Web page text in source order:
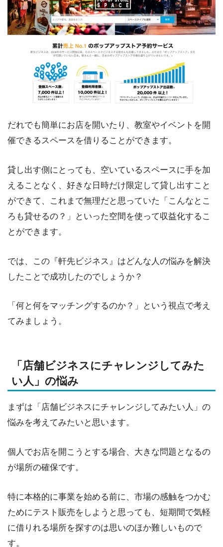
だれでも簡単にお店を開いたり、教室やイベントを開
催できるスペースを借りることができます。
貸し出す側にとっても、空いているスペースに手を加
えることなく、好きな日時だけ限定して貸し出すこと
ができて、これまで無理だと思っていた「こんなとこ
ろも貸せるの？」といった空間を使って収益化するこ
とができます。
では、この『軒先ビジネス』はどんな人の悩みを解決
したことで成功したのでしょうか？
「何と何をマッチングするのか？」という視点で考え
てみましょう。
「店舗ビジネスにチャレンジしてみた
い人」の悩み
まずは「店舗ビジネスにチャレンジしてみたい人」の
悩みを考えてみたいと思います。
個人でお店を開こうとする場合、大きな問題となるの
が場所の確保です。
特に本格的に事業を始める前に、市場の感触をつかむ
ためにテスト販売をしようと思っても、短期間で気軽
に借りれる場所を探すのは思いのほか難しいもので
す。